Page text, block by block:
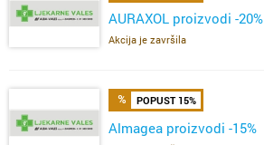
AURAXOL proizvodi -20%
Akcija je završila
POPUST 15%
Almagea proizvodi -15%